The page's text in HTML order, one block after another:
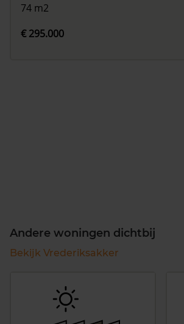
74 m2
€ 295.000
Andere woningen dichtbij
Bekijk Vrederiksakker